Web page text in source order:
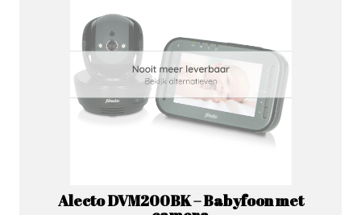
Alecto DVM200BK – Babyfoon met